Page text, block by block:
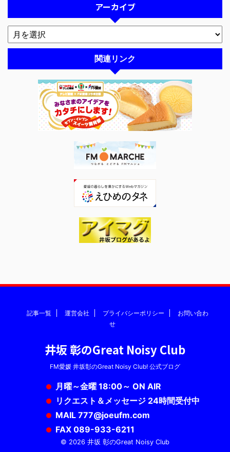
アーカイブ
関連リンク
記事一覧 運営会社 プライバシーポリシー
お問い合わ
せ
井坂 彰のGreat Noisy Club
FM愛媛 井坂彰のGreat Noisy Club! 公式ブログ
月曜～金曜 18:00～ ON AIR
リクエスト＆メッセージ 24時間受付中
MAIL 777@joeufm.com
FAX 089-933-6211
© 2026 井坂 彰のGreat Noisy Club